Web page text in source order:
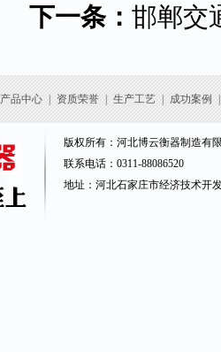
下一条：邯郸交
产品中心 资质荣誉 生产工艺 成功案例
版权所有：河北博云衡器制造有
联系电话：0311-88086520
地址：河北石家庄市经济技术开